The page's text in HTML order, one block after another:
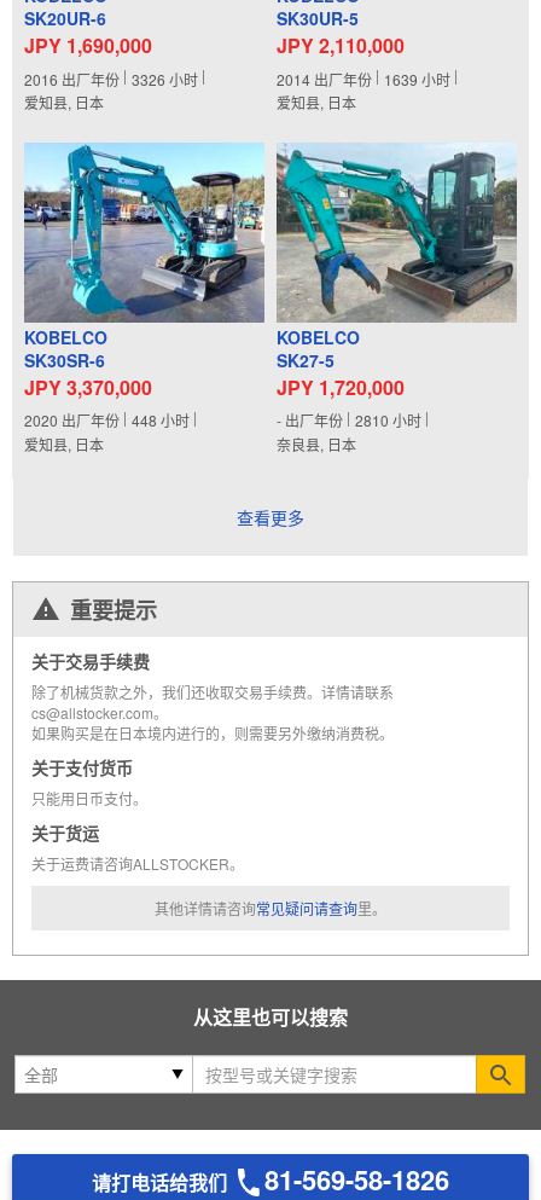
SK20UR-6
JPY 1,690,000
2016 出厂年份 3326 小时
爱知县, 日本
SK30UR-5
JPY 2,110,000
2014 出厂年份 1639 小时
爱知县, 日本
KOBELCO
SK30SR-6
JPY 3,370,000
2020 出厂年份 448 小时
爱知县, 日本
KOBELCO
SK27-5
JPY 1,720,000
- 出厂年份 2810 小时
奈良县, 日本
查看更多
重要提示
关于交易手续费
除了机械货款之外，我们还收取交易手续费。详情请联系
cs@allstocker.com。
如果购买是在日本境内进行的，则需要另外缴纳消费税。
关于支付货币
只能用日币支付。
关于货运
关于运费请咨询ALLSTOCKER。
其他详情请咨询常见疑问请查询里。
从这里也可以搜索
请打电话给我们 81-569-58-1826